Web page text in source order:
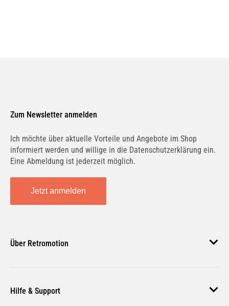
Zum Newsletter anmelden
Ich möchte über aktuelle Vorteile und Angebote im Shop
informiert werden und willige in die Datenschutzerklärung ein.
Eine Abmeldung ist jederzeit möglich.
Jetzt anmelden
Über Retromotion
Unsere Jobs
Hilfe & Support